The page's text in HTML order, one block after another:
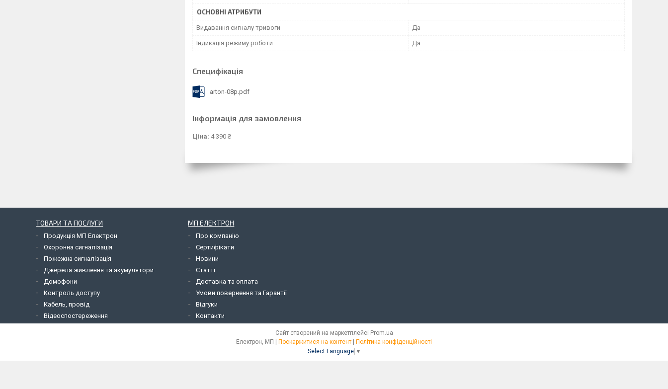
ОСНОВНІ АТРИБУТИ
Видавання сигналу тривоги Да
Індикація режиму роботи Да
Специфікація
arton-08p.pdf
Інформація для замовлення
Ціна: 4 390 ₴
ТОВАРИ ТА ПОСЛУГИ
Продукція МП Електрон
Охоронна сигналізація
Пожежна сигналізація
Джерела живлення та акумулятори
Домофони
Контроль доступу
Кабель, провід
Відеоспостереження
МП ЕЛЕКТРОН
Про компанію
Сертифікати
Новини
Статті
Доставка та оплата
Умови повернення та Гарантії
Відгуки
Контакти
Сайт створений на маркетплейсі Prom.ua
Поскаржитися на контент
Політика конфіденційності
Select Language ▼